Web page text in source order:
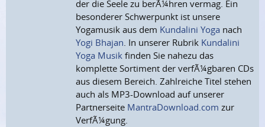
der die Seele zu berÃ¼hren vermag. Ein
besonderer Schwerpunkt ist unsere
Yogamusik aus dem Kundalini Yoga nach
Yogi Bhajan. In unserer Rubrik Kundalini
Yoga Musik finden Sie nahezu das
komplette Sortiment der verfÃ¼gbaren CDs
aus diesem Bereich. Zahlreiche Titel stehen
auch als MP3-Download auf unserer
Partnerseite MantraDownload.com zur
VerfÃ¼gung.